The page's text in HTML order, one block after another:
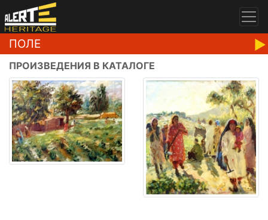
ПОЛЕ
ПРОИЗВЕДЕНИЯ В КАТАЛОГЕ